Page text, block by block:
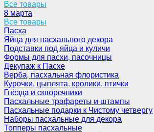
Все товары
8 марта
Все товары
Пасха
Яйца для пасхального декора
Подставки под яйца и куличи
Формы для пасхи, пасочницы
Декупаж к Пасхе
Верба, пасхальная флористика
Курочки, цыплята, кролики, птички
Гнёзда и скворечники
Пасхальные трафареты и штампы
Пасхальные подарки к Чистому четвергу
Наборы пасхальные для декора
Топперы пасхальные